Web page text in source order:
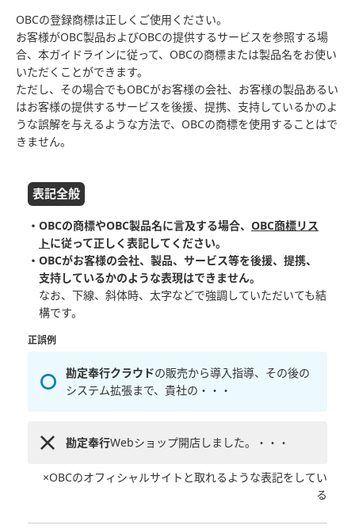
OBCの登録商標は正しくご使用ください。
お客様がOBC製品およびOBCの提供するサービスを参照する場
合、本ガイドラインに従って、OBCの商標または製品名をお使い
いただくことができます。
ただし、その場合でもOBCがお客様の会社、お客様の製品あるい
はお客様の提供するサービスを後援、提携、支持しているかのよ
うな誤解を与えるような方法で、OBCの商標を使用することはで
きません。
表記全般
・OBCの商標やOBC製品名に言及する場合、 OBC商標リス
ト に従って正しく表記してください。
・OBCがお客様の会社、製品、サービス等を後援、提携、
支持しているかのような表現はできません。
なお、下線、斜体時、太字などで強調していただいても結
構です。
正誤例
勘定奉行クラウドの販売から導入指導、その後の
システム拡張まで、貴社の・・・
勘定奉行Webショップ開店しました。・・・
×OBCのオフィシャルサイトと取れるような表記をしてい
る